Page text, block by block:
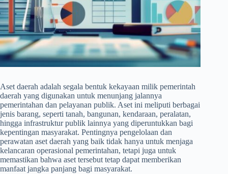
Aset daerah adalah segala bentuk kekayaan milik pemerintah
daerah yang digunakan untuk menunjang jalannya
pemerintahan dan pelayanan publik. Aset ini meliputi berbagai
jenis barang, seperti tanah, bangunan, kendaraan, peralatan,
hingga infrastruktur publik lainnya yang diperuntukkan bagi
kepentingan masyarakat. Pentingnya pengelolaan dan
perawatan aset daerah yang baik tidak hanya untuk menjaga
kelancaran operasional pemerintahan, tetapi juga untuk
memastikan bahwa aset tersebut tetap dapat memberikan
manfaat jangka panjang bagi masyarakat.